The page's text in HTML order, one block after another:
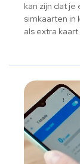
kan zijn dat
simkaarten in
als extra kaart